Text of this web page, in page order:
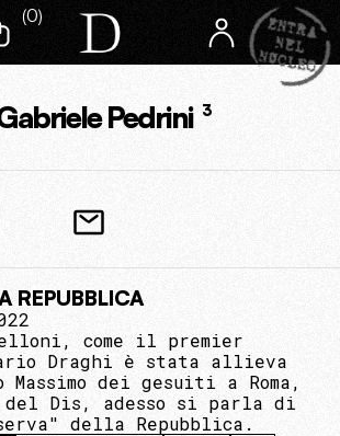
(0)
Pedrini 3
REPUBBLICA
come il premier
Draghi è stata allieva
dei gesuiti a Roma,
del Dis, adesso si parla di
della Repubblica.